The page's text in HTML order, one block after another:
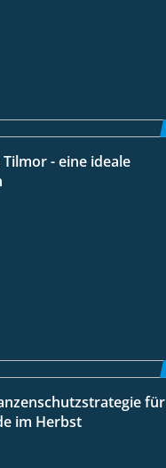
Tilmor - eine ideale
für
im Herbst